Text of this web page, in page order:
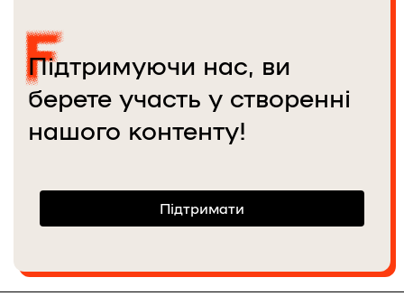
Підтримуючи нас, ви
берете участь у створенні
нашого контенту!
Підтримати